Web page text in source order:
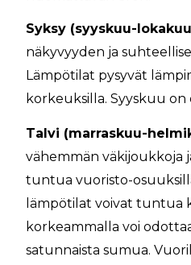
Syksy (syyskuu-
näkyvyyden ja
Lämpötilat pysyvät
korkeuksilla. Syyskuu
Talvi (marraskuu-
vähemmän väkijoukkoja
tuntua vuoristo-
lämpötilat voivat tuntua
korkeammalla voi
satunnaista sumua.